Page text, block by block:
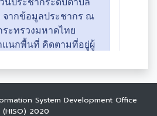
System Development Office
(HISO) 2020